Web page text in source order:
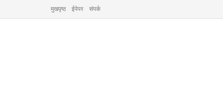
मुखपृष्ठ ईपेपर संपर्क